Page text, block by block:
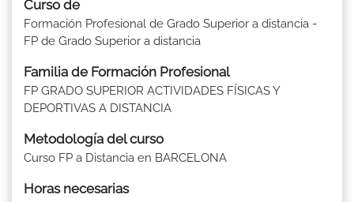
Curso de
Formación Profesional de Grado Superior a distancia -
FP de Grado Superior a distancia
Familia de Formación Profesional
FP GRADO SUPERIOR ACTIVIDADES FÍSICAS Y
DEPORTIVAS A DISTANCIA
Metodología del curso
Curso FP a Distancia en BARCELONA
Horas necesarias